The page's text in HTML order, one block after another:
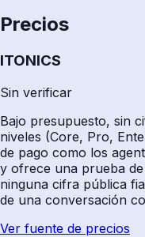
Precios
ITONICS
Sin verificar
Bajo presupuesto, sin
niveles (Core, Pro,
de pago como los
y ofrece una prueba
ninguna cifra pública
de una conversación
Ver fuente de precios